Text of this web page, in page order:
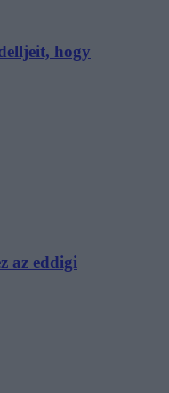
hogy
az eddigi